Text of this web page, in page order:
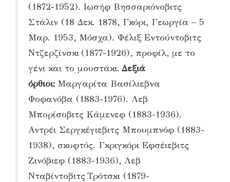
(1872-1952). Ιωσήφ Βησσαριόνοβιτς
Στάλιν (18 Δεκ. 1878, Γκόρι, Γεωργία – 5
Μαρ. 1953, Μόσχα). Φέλιξ Εντούντοβιτς
Ντζερζίνσκι (1877-1926), προφίλ, με το
γένι και το μουστάκι. Δεξιά
όρθιοι: Μαργαρίτα Βασίλιεβνα
Φοφανόβα (1883-1976). Λεβ
Μπορίσοβιτς Κάμενεφ (1883-1936).
Αντρέι Σεργκέγιεβιτς Μπουμπνόφ (1883-
1938), σκυφτός. Γκριγκόρι Εφσέιεβιτς
Ζινόβιεφ (1883-1936), Λεβ
Νταβίντοβιτς Τρότσκι (1879-